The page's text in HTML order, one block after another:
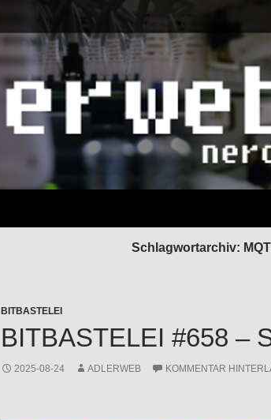
Schlagwortarchiv:
BITBASTELEI
BITBASTELEI #658 –
2025-08-24 ADLERWEB KOMMENTAR